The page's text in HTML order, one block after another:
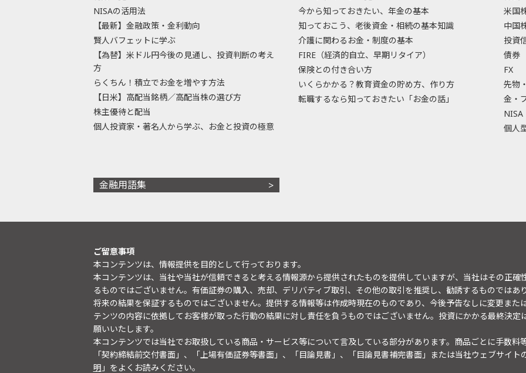
NISAの活用法
【最新】金融政策・金利動向
賢人バフェットに学ぶ
【為替】米ドル円今後の見通し、投資判断の考え
方
らくちん！積立でお金を増やす方法
【日米】高配当銘柄／高配当株の選び方
株主優待と配当
個人投資家・著名人から学ぶ、お金と投資の極意
今から知っておきたい、年金の基本
知っておこう、老後資金・相続の基本知識
介護に関わるお金・制度の基本
FIRE（経済的自立、早期リタイア）
保険との付き合い方
いくらかかる？教育資金の貯め方、作り方
転職するなら知っておきたい「お金の話」
米国
中国
投資
債券
FX
先物
金・
NISA
個人
金融用語集
ご留意事項
本コンテンツは、情報提供を目的として行っております。
本コンテンツは、当社や当社が信頼できると考える情報源から提供されたものを提供していますが、当社はその正
るものではございません。有価証券の購入、売却、デリバティブ取引、その他の取引を推奨し、勧誘するものでは
将来の結果を保証するものではございません。提供する情報等は作成時現在のものであり、今後予告なしに変更また
テンツの内容に依拠してお客様が取った行動の結果に対し責任を負うものではございません。投資にかかる最終決
願いいたします。
本コンテンツでは当社でお取扱している商品・サービス等について言及している部分があります。商品ごとに手数料
「契約締結前交付書面」、「上場有価証券等書面」、「目論見書」、「目論見書補完書面」または当社ウェブサイト
明 」をよくお読みください。